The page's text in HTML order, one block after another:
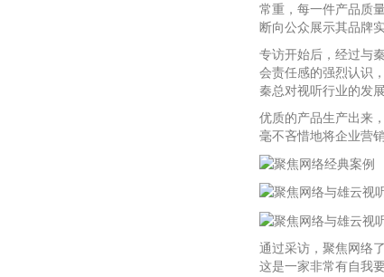
常重，每一件产品质
断向公众展示其品牌实
专访开始后，经过与
会责任感的强烈认识
秦总对视听行业的发
优质的产品生产出来
毫不吝惜地将企业营
通过采访，聚焦网络
这是一家非常有自我